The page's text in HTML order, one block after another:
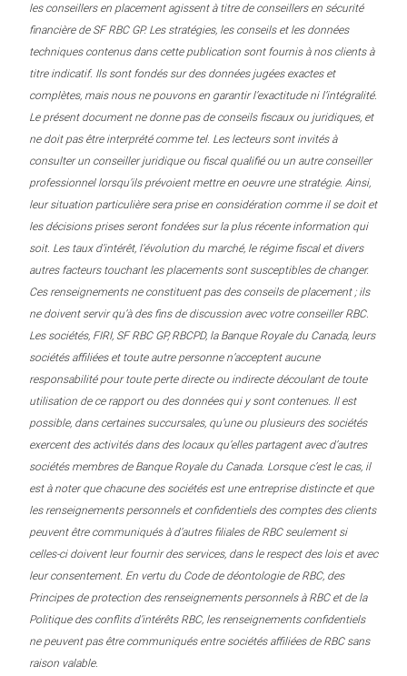
les conseillers en placement agissent à titre de conseillers en sécurité
financière de SF RBC GP. Les stratégies, les conseils et les données
techniques contenus dans cette publication sont fournis à nos clients à
titre indicatif. Ils sont fondés sur des données jugées exactes et
complètes, mais nous ne pouvons en garantir l’exactitude ni l’intégralité.
Le présent document ne donne pas de conseils fiscaux ou juridiques, et
ne doit pas être interprété comme tel. Les lecteurs sont invités à
consulter un conseiller juridique ou fiscal qualifié ou un autre conseiller
professionnel lorsqu’ils prévoient mettre en oeuvre une stratégie. Ainsi,
leur situation particulière sera prise en considération comme il se doit et
les décisions prises seront fondées sur la plus récente information qui
soit. Les taux d’intérêt, l’évolution du marché, le régime fiscal et divers
autres facteurs touchant les placements sont susceptibles de changer.
Ces renseignements ne constituent pas des conseils de placement ; ils
ne doivent servir qu’à des fins de discussion avec votre conseiller RBC.
Les sociétés, FIRI, SF RBC GP, RBCPD, la Banque Royale du Canada, leurs
sociétés affiliées et toute autre personne n’acceptent aucune
responsabilité pour toute perte directe ou indirecte découlant de toute
utilisation de ce rapport ou des données qui y sont contenues. Il est
possible, dans certaines succursales, qu’une ou plusieurs des sociétés
exercent des activités dans des locaux qu’elles partagent avec d’autres
sociétés membres de Banque Royale du Canada. Lorsque c’est le cas, il
est à noter que chacune des sociétés est une entreprise distincte et que
les renseignements personnels et confidentiels des comptes des clients
peuvent être communiqués à d’autres filiales de RBC seulement si
celles-ci doivent leur fournir des services, dans le respect des lois et avec
leur consentement. En vertu du Code de déontologie de RBC, des
Principes de protection des renseignements personnels à RBC et de la
Politique des conflits d’intérêts RBC, les renseignements confidentiels
ne peuvent pas être communiqués entre sociétés affiliées de RBC sans
raison valable.